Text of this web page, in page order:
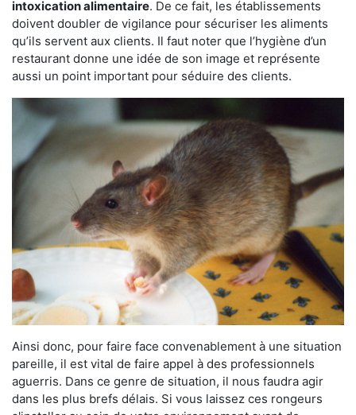
intoxication alimentaire. De ce fait, les établissements
doivent doubler de vigilance pour sécuriser les aliments
qu’ils servent aux clients. Il faut noter que l’hygiène d’un
restaurant donne une idée de son image et représente
aussi un point important pour séduire des clients.
Ainsi donc, pour faire face convenablement à une situation
pareille, il est vital de faire appel à des professionnels
aguerris. Dans ce genre de situation, il nous faudra agir
dans les plus brefs délais. Si vous laissez ces rongeurs